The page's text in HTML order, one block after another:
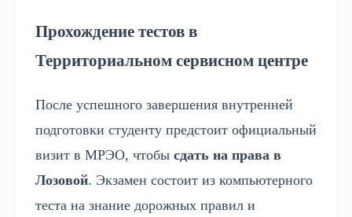
Прохождение тестов в
Территориальном сервисном центре
После успешного завершения внутренней
подготовки студенту предстоит официальный
визит в МРЭО, чтобы сдать на права в
Лозовой. Экзамен состоит из компьютерного
теста на знание дорожных правил и